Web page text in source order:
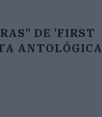
DE 'FIRST
ANTOLÓGICA